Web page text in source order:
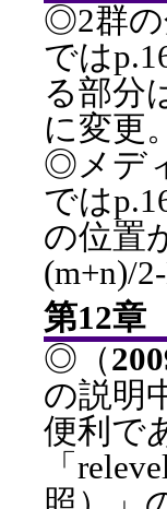
◎2群の
では
る部分
に変更。
◎メデ
では
の位置
(m+n)/
第12章
◎（
の説明
便利で
「